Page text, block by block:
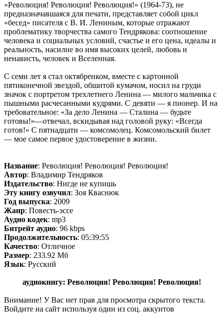
«Революция! Революция! Революция!» (1964-73), не
предназначавшаяся для печати, представляет собой цикл
«бесед» писателя с В. И. Лениным, которые отражают
проблематику творчества самого Тендрякова: соотношение
человека и социальных условий, счастье и его цена, идеалы и
реальность, насилие во имя высоких целей, любовь и
ненависть, человек и Вселенная.
С семи лет я стал октябренком, вместе с картонной
пятиконечной звездой, обшитой кумачом, носил на груди
значок с портретом трехлетнего Ленина — милого мальчика с
пышными расчесанными кудрями. С девяти — я пионер. И на
требовательное: «За дело Ленина — Сталина — будьте
готовы!»—отвечал, вскидывая над головой руку: «Всегда
готов!» С пятнадцати — комсомолец. Комсомольский билет
— мое самое первое удостоверение в жизни.
Название: Революция! Революция! Революция!
Автор: Владимир Тендряков
Издательство: Нигде не купишь
Эту книгу озвучил: Зоя Кваснюк
Год выпуска: 2009
Жанр: Повесть-эссе
Аудио кодек: mp3
Битрейт аудио: 96 kbps
Продолжительность: 05:39:55
Качество: Отличное
Размер: 233.92 Мб
Язык: Русский
аудиокнигу: Революция! Революция! Революция!
Внимание! У Вас нет прав для просмотра скрытого текста.
Войдите на сайт используя один из соц. аккунтов